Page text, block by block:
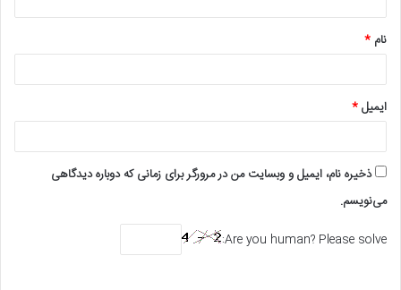
*
نام *
ایمیل*
ذخیره نام، ایمیل و وبسایت من در مرورگر برای زمانی که دوباره دیدگاهی
می‌نویسم.
Are you human? Please solve: